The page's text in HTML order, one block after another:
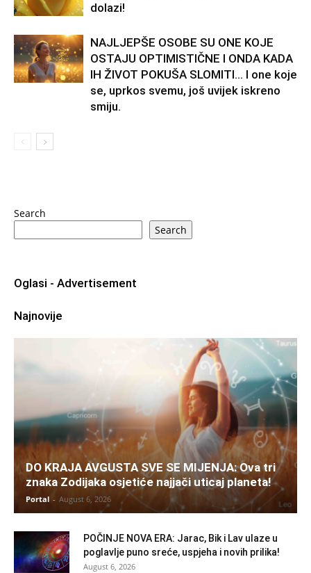
dolazi!
NAJLJEPŠE OSOBE SU ONE KOJE
OSTAJU OPTIMISTIČNE I ONDA KADA
IH ŽIVOT POKUŠA SLOMITI… I one koje
se, uprkos svemu, još uvijek iskreno
smiju.
Search
Search
Oglasi - Advertisement
Najnovije
DO KRAJA AVGUSTA SVE SE MIJENJA: Ova tri
znaka Zodijaka osjetiće najjači uticaj planeta!
Portal - August 6, 2026
POČINJE NOVA ERA: Jarac, Bik i Lav ulaze u
poglavlje puno sreće, uspjeha i novih prilika!
August 6, 2026